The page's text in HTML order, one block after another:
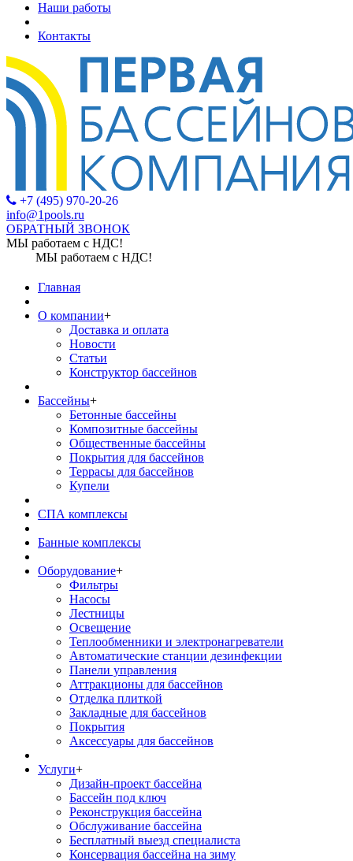
Наши работы
Контакты
+7 (495) 970-20-26
info@1pools.ru
ОБРАТНЫЙ ЗВОНОК
МЫ работаем с НДС!
Главная
О компании+
Доставка и оплата
Новости
Статьи
Конструктор бассейнов
Бассейны+
Бетонные бассейны
Композитные бассейны
Общественные бассейны
Покрытия для бассейнов
Террасы для бассейнов
Купели
СПА комплексы
Банные комплексы
Оборудование+
Фильтры
Насосы
Лестницы
Освещение
Теплообменники и электронагреватели
Автоматические станции дезинфекции
Панели управления
Аттракционы для бассейнов
Отделка плиткой
Закладные для бассейнов
Покрытия
Аксессуары для бассейнов
Услуги+
Дизайн-проект бассейна
Бассейн под ключ
Реконструкция бассейна
Обслуживание бассейна
Бесплатный выезд специалиста
Консервация бассейна на зиму